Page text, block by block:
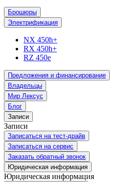
Брошюры
Электрификация
NX 450h+
RX 450h+
RZ 450e
Предложения и финансирование
Владельцы
Мир Лексус
Блог
Записи
Записи
Записаться на тест-драйв
Записаться на сервис
Заказать обратный звонок
Юридическая информация
Юридическая информация